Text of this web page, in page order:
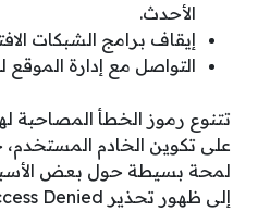
الأحدث.
إيقاف برامج الشبكات
التواصل مع إدارة الموقع
تتنوع رموز الخطأ المصاحبة
على تكوين الخادم المستخدم،
لمحة بسيطة حول بعض